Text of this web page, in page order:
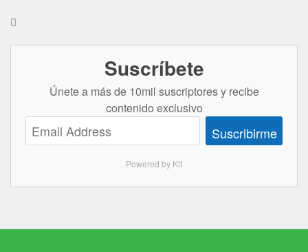

Suscríbete
Únete a más de 10mil suscriptores y recibe
contenido exclusivo
Suscribirme
Powered by Kit